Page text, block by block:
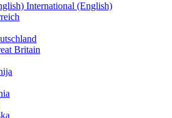
International (English)
Britain